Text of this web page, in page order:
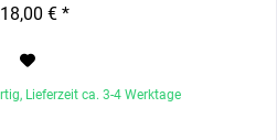
€ *
Lieferzeit ca. 3-4 Werktage